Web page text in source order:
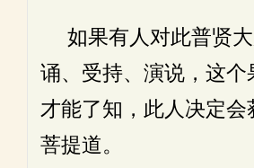
如果有人对此普贤大
诵、受持、演说，这个
才能了知，此人决定会
菩提道。